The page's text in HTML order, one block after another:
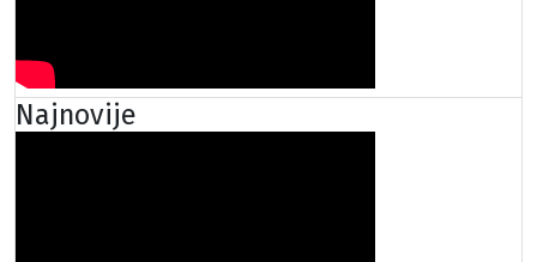
Najnovije